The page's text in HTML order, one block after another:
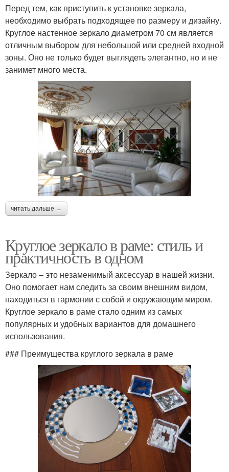
Перед тем, как приступить к установке зеркала,
необходимо выбрать подходящее по размеру и дизайну.
Круглое настенное зеркало диаметром 70 см является
отличным выбором для небольшой или средней входной
зоны. Оно не только будет выглядеть элегантно, но и не
занимет много места.
читать дальше →
Круглое зеркало в раме: стиль и
практичность в одном
Зеркало – это незаменимый аксессуар в нашей жизни.
Оно помогает нам следить за своим внешним видом,
находиться в гармонии с собой и окружающим миром.
Круглое зеркало в раме стало одним из самых
популярных и удобных вариантов для домашнего
использования.
### Преимущества круглого зеркала в раме